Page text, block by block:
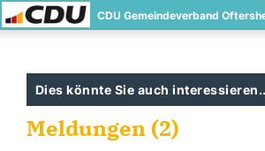
CDU Gemeindeverband
Dies könnte Sie auch
Meldungen (2)